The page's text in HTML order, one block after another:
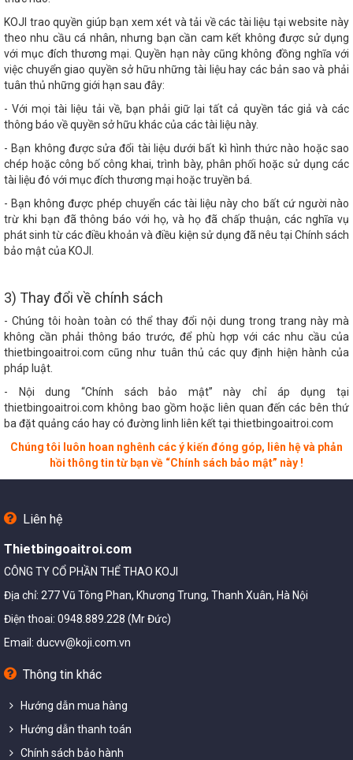
KOJI trao quyền giúp bạn xem xét và tải về các tài liệu tại website này
theo nhu cầu cá nhân, nhưng bạn cần cam kết không được sử dụng
với mục đích thương mại. Quyền hạn này cũng không đồng nghĩa với
việc chuyển giao quyền sở hữu những tài liệu hay các bản sao và phải
tuân thủ những giới hạn sau đây:
- Với mọi tài liệu tải về, bạn phải giữ lại tất cả quyền tác giả và các
thông báo về quyền sở hữu khác của các tài liệu này.
- Bạn không được sửa đổi tài liệu dưới bất kì hình thức nào hoặc sao
chép hoặc công bố công khai, trình bày, phân phối hoặc sử dụng các
tài liệu đó với mục đích thương mại hoặc truyền bá.
- Bạn không được phép chuyển các tài liệu này cho bất cứ người nào
trừ khi bạn đã thông báo với họ, và họ đã chấp thuận, các nghĩa vụ
phát sinh từ các điều khoản và điều kiện sử dụng đã nêu tại Chính sách
bảo mật của KOJI.
3) Thay đổi về chính sách
- Chúng tôi hoàn toàn có thể thay đổi nội dung trong trang này mà
không cần phải thông báo trước, để phù hợp với các nhu cầu của
thietbingoaitroi.com cũng như tuân thủ các quy định hiện hành của
pháp luật.
- Nội dung “Chính sách bảo mật” này chỉ áp dụng tại
thietbingoaitroi.com không bao gồm hoặc liên quan đến các bên thứ
ba đặt quảng cáo hay có đường linh liên kết tại thietbingoaitroi.com
Chúng tôi luôn hoan nghênh các ý kiến đóng góp, liên hệ và phản
hồi thông tin từ bạn về “Chính sách bảo mật” này !
Liên hệ
Thietbingoaitroi.com
CÔNG TY CỔ PHẦN THỂ THAO KOJI
Địa chỉ: 277 Vũ Tông Phan, Khương Trung, Thanh Xuân, Hà Nội
Điện thoai: 0948.889.228 (Mr Đức)
Email: ducvv@koji.com.vn
Thông tin khác
Hướng dẫn mua hàng
Hướng dẫn thanh toán
Chính sách bảo hành